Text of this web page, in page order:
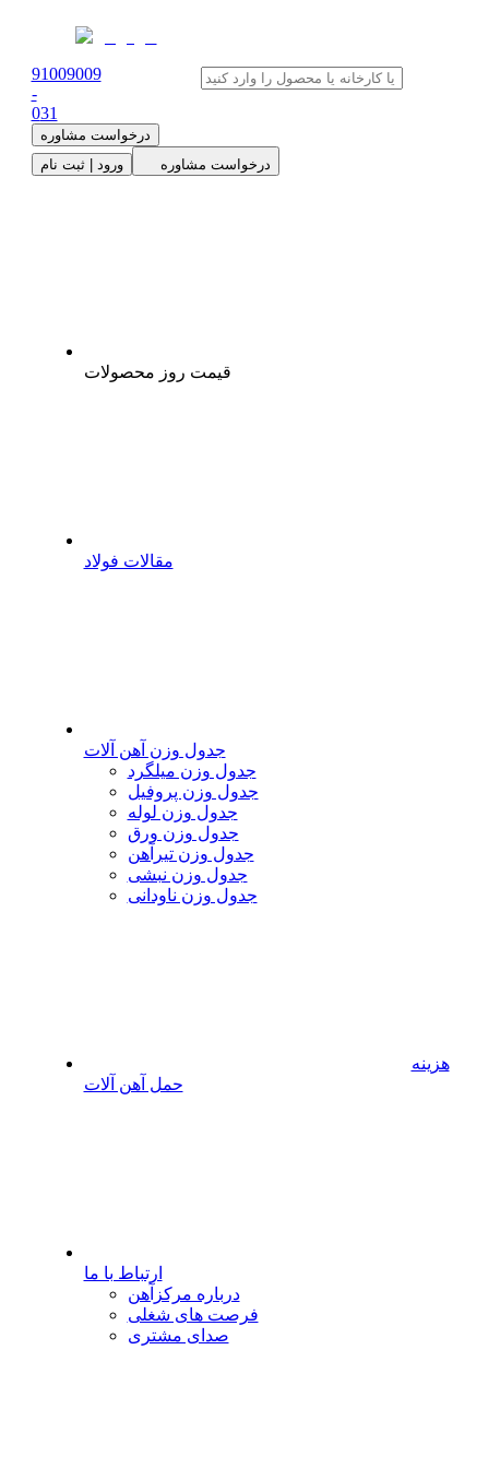
91009009
-
031
درخواست مشاوره
ورود | ثبت نام
درخواست مشاوره
قیمت روز محصولات
مقالات فولاد
جدول وزن آهن آلات
جدول وزن میلگرد
جدول وزن پروفیل
جدول وزن لوله
جدول وزن ورق
جدول وزن تیرآهن
جدول وزن نبشی
جدول وزن ناودانی
هزینه
حمل آهن آلات
ارتباط با ما
درباره مرکزآهن
فرصت های شغلی
صدای مشتری